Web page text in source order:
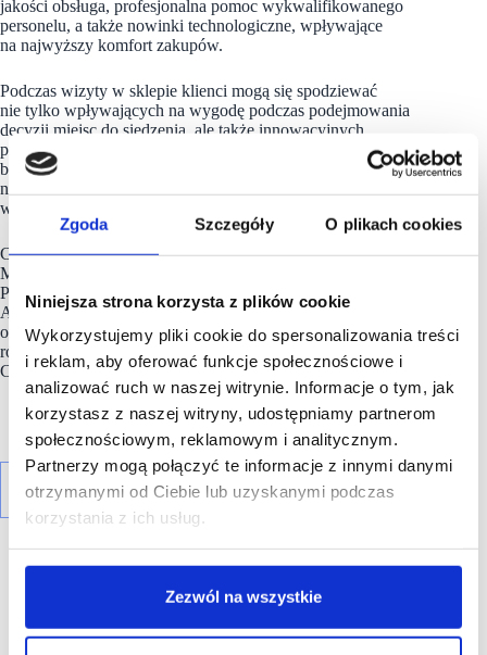
Zgoda Szczegóły O plikach cookies
Niniejsza strona korzysta z plików cookie
Wykorzystujemy pliki cookie do spersonalizowania treści
i reklam, aby oferować funkcje społecznościowe i
analizować ruch w naszej witrynie. Informacje o tym, jak
korzystasz z naszej witryny, udostępniamy partnerom
społecznościowym, reklamowym i analitycznym.
Partnerzy mogą połączyć te informacje z innymi danymi
otrzymanymi od Ciebie lub uzyskanymi podczas
korzystania z ich usług.
Zezwól na wszystkie
jakości obsługa, profesjonalna pomoc wykwalifikowanego
personelu, a także nowinki technologiczne, wpływające
na najwyższy komfort zakupów.
Podczas wizyty w sklepie klienci mogą się spodziewać
nie tylko wpływających na wygodę podczas podejmowania
decyzji miejsc do siedzenia, ale także innowacyjnych
przymierzalni, w których zamówione na tablecie ubrania już
będą na nas czekać. W przypadku wymiany na inny rozmiar
nie ma potrzeby opuszczania przymierzalni, produkty
w odpowiednim rozmiarze zostaną dostarczone przez personel.
Concept Store eobuwie.pl i MODIVO to kolejny sklep Grupy
MODIVO w stolicy. Pozostałe znajdują się w Atrium
Promenada, Galerii Młociny, Galerii Mokotów, Westfield
Arkadia, Westfield Mokotów, Wola Parku, Złotych Tarasach
oraz w Galerii Janki koło Warszawy. Na klientów czekają
również strefy eobuwie.pl w sklepach CCC w galeriach Blue
City oraz Atrium Targówek.